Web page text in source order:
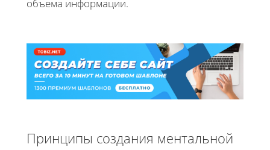
объема информации.
Принципы создания ментальной